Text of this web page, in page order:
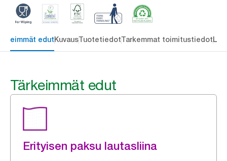
edutKuvausTuotetiedotTarkemmat toimitustiedot
Tärkeimmät edut
Erityisen paksu lautasliina